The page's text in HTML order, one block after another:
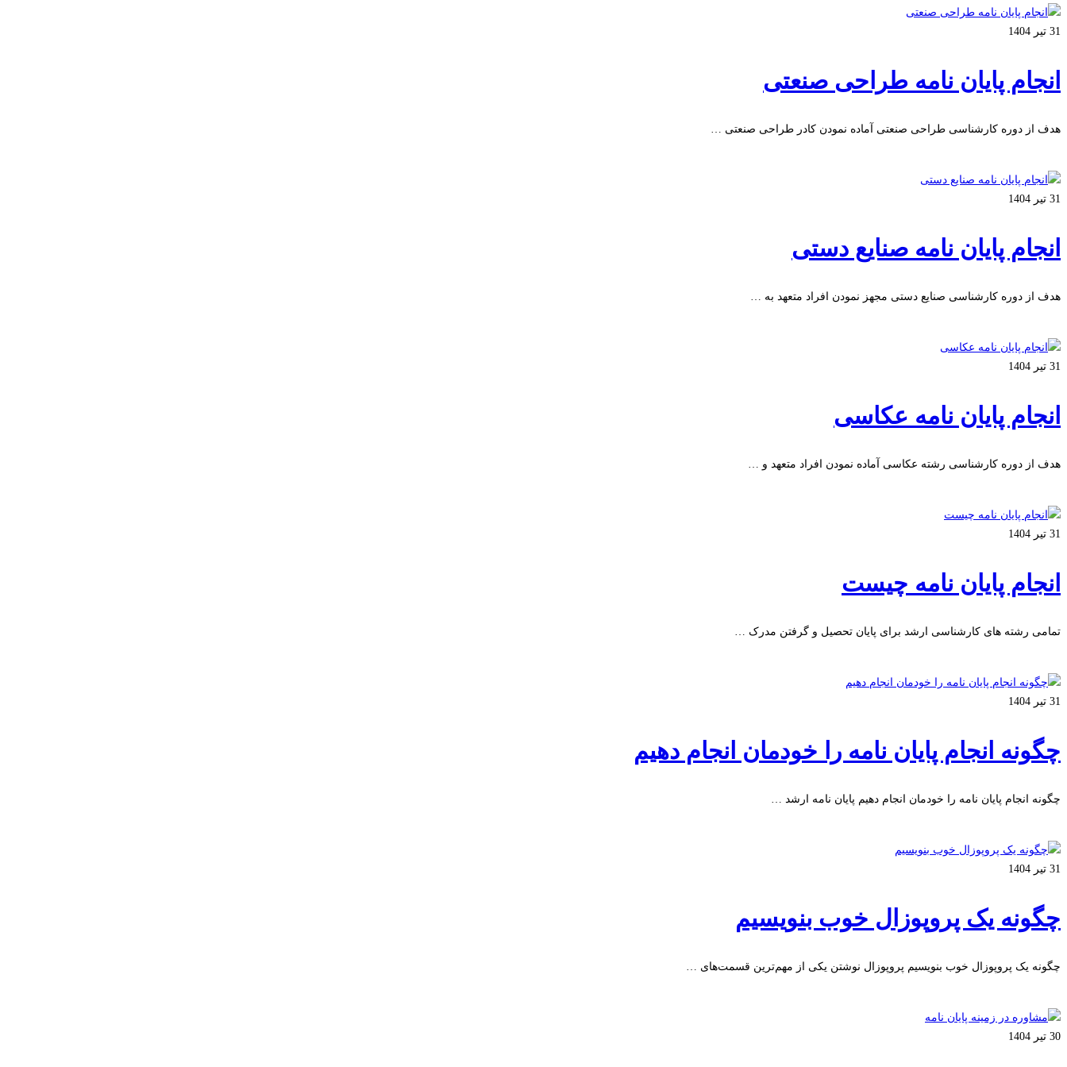
31 تیر 1404
انجام پایان نامه طراحی صنعتی
هدف از دوره کارشناسی طراحی صنعتی آماده نمودن کادر طراحی صنعتی …
31 تیر 1404
انجام پایان نامه صنایع دستی
هدف از دوره کارشناسی صنایع دستی مجهز نمودن افراد متعهد به …
31 تیر 1404
انجام پایان نامه عکاسی
هدف از دوره کارشناسی رشته عکاسی آماده نمودن افراد متعهد و …
31 تیر 1404
انجام پایان نامه چیست
تمامی رشته های کارشناسی ارشد برای پایان تحصیل و گرفتن مدرک …
31 تیر 1404
چگونه انجام پایان نامه را خودمان انجام دهیم
چگونه انجام پایان نامه را خودمان انجام دهیم پایان نامه ارشد …
31 تیر 1404
چگونه یک پروپوزال خوب بنویسیم
چگونه یک پروپوزال خوب بنویسیم پروپوزال نوشتن یکی از مهم‌ترین قسمت‌های …
30 تیر 1404